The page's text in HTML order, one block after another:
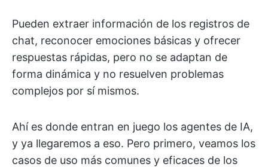
Pueden extraer información de los registros de
chat, reconocer emociones básicas y ofrecer
respuestas rápidas, pero no se adaptan de
forma dinámica y no resuelven problemas
complejos por sí mismos.
Ahí es donde entran en juego los agentes de IA,
y ya llegaremos a eso. Pero primero, veamos los
casos de uso más comunes y eficaces de los